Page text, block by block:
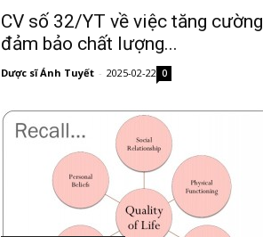
CV số 32/YT về việc tăng cường
đảm bảo chất lượng...
Dược sĩ Ánh Tuyết - 2025-02-22 0